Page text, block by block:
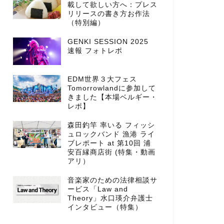
載して欲しい方へ：プレス
リリースの書き方お作法
（特別編）
GENKI SESSION 2025
速報 フォトレポ
EDM世界３大フェス
Tomorrowlandに参加して
きました【本場ベルギー・
レポ】
森田釣竿 率いる フィッシ
ュロックバンド 漁港 ライ
ブレポート at 第10回 浦
安百縁商店街 (特集・動画
アリ）
音楽家のための法律相談サ
ービス「Law and
Theory」水口瑛介弁護士
インタビュー（特集）